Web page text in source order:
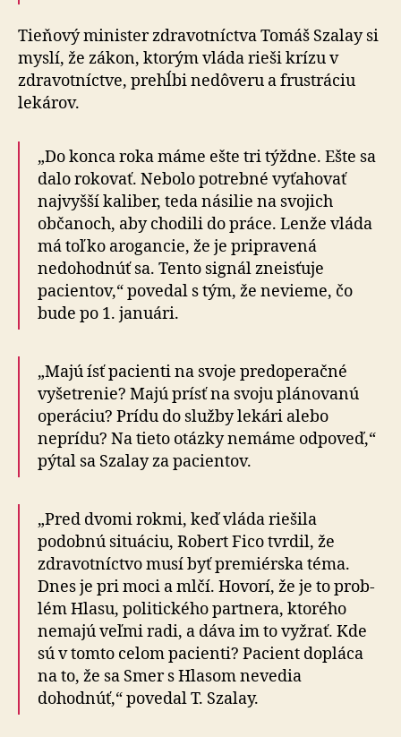
Tieňový minister zdravotníctva Tomáš Szalay si
myslí, že zákon, ktorým vláda rieši krízu v
zdravotníctve, prehĺbi nedôveru a frustráciu
lekárov.
„Do konca roka máme ešte tri týždne. Ešte sa
dalo rokovať. Nebolo potrebné vyťahovať
najvyšší kaliber, teda násilie na svojich
občanoch, aby chodili do práce. Lenže vláda
má toľko arogancie, že je pripravená
nedohodnúť sa. Tento signál zneisťuje
pacientov,“ povedal s tým, že nevieme, čo
bude po 1. januári.
„Majú ísť pacienti na svoje predoperačné
vyšetrenie? Majú prísť na svoju plánovanú
operáciu? Prídu do služ­by lekári alebo
neprídu? Na tieto otázky nemáme od­po­veď,“
pýtal sa Szalay za pacientov.
„Pred dvomi rokmi, keď vláda riešila
podobnú situáciu, Robert Fico tvrdil, že
zdravotníctvo musí byť pre­miér­ska téma.
Dnes je pri moci a mlčí. Hovorí, že je to prob­
lém Hlasu, politického partnera, ktorého
nemajú veľmi radi, a dáva im to vyžrať. Kde
sú v tomto celom pa­cien­ti? Pacient dopláca
na to, že sa Smer s Hlasom nevedia
dohodnúť,“ povedal T. Szalay.